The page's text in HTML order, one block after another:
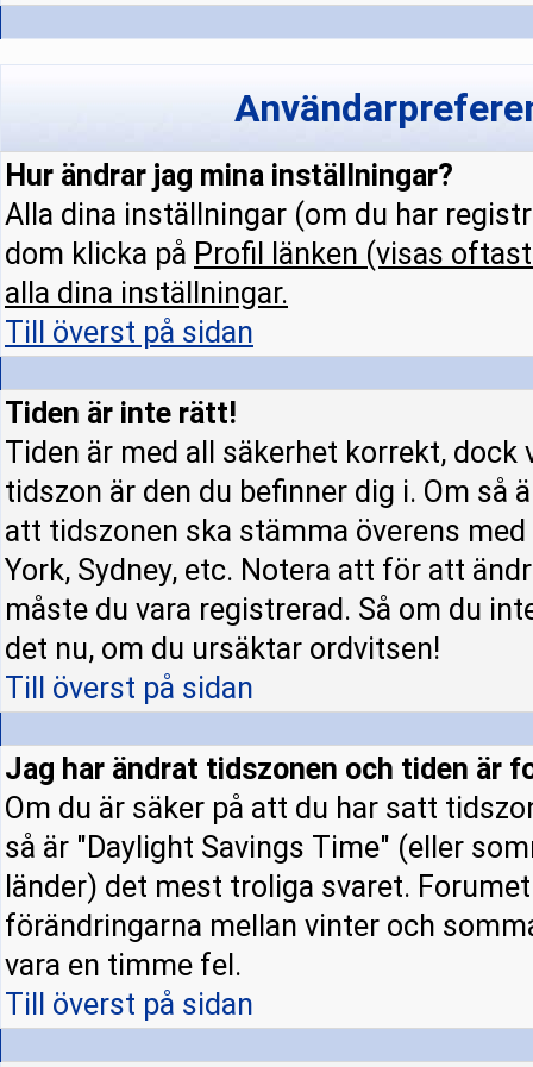
Hur ändrar jag mina inställningar?
Alla dina inställningar (om du har
dom klicka på Profil
länken (visas
alla dina inställningar.
Till överst på sidan
Tiden är inte rätt!
Tiden är med all säkerhet korrekt, dock
tidszon är den du befinner dig i. Om så
att tidszonen ska stämma överens
York, Sydney, etc. Notera att för att
måste du vara registrerad. Så om du
det nu, om du ursäktar ordvitsen!
Till överst på sidan
Jag har ändrat tidszonen och tiden är
Om du är säker på att du har satt
så är "Daylight Savings Time" (eller
länder) det mest troliga svaret.
förändringarna mellan vinter och
vara en timme fel.
Till överst på sidan